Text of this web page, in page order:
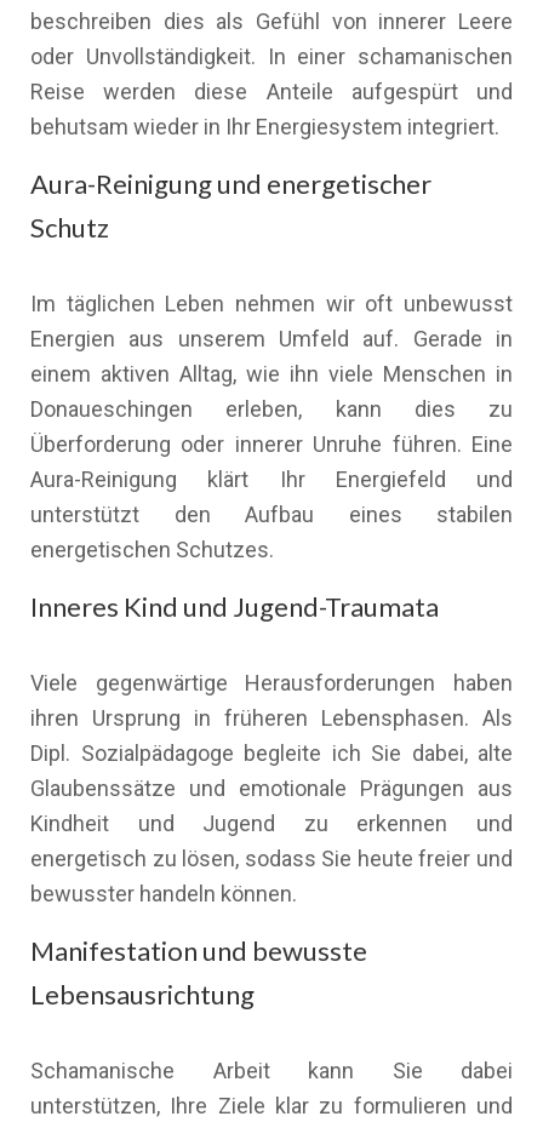
beschreiben dies als Gefühl von innerer Leere
oder Unvollständigkeit. In einer schamanischen
Reise werden diese Anteile aufgespürt und
behutsam wieder in Ihr Energiesystem integriert.
Aura-Reinigung und energetischer
Schutz
Im täglichen Leben nehmen wir oft unbewusst
Energien aus unserem Umfeld auf. Gerade in
einem aktiven Alltag, wie ihn viele Menschen in
Donaueschingen erleben, kann dies zu
Überforderung oder innerer Unruhe führen. Eine
Aura-Reinigung klärt Ihr Energiefeld und
unterstützt den Aufbau eines stabilen
energetischen Schutzes.
Inneres Kind und Jugend-Traumata
Viele gegenwärtige Herausforderungen haben
ihren Ursprung in früheren Lebensphasen. Als
Dipl. Sozialpädagoge begleite ich Sie dabei, alte
Glaubenssätze und emotionale Prägungen aus
Kindheit und Jugend zu erkennen und
energetisch zu lösen, sodass Sie heute freier und
bewusster handeln können.
Manifestation und bewusste
Lebensausrichtung
Schamanische Arbeit kann Sie dabei
unterstützen, Ihre Ziele klar zu formulieren und